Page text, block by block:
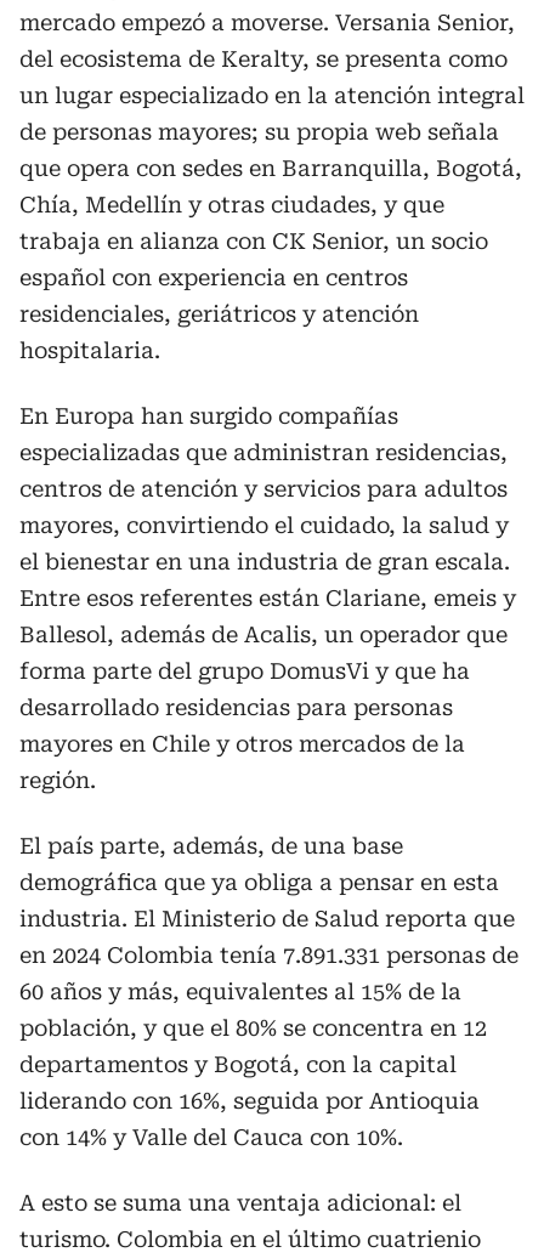
mercado empezó a moverse. Versania Senior,
del ecosistema de Keralty, se presenta como
un lugar especializado en la atención integral
de personas mayores; su propia web señala
que opera con sedes en Barranquilla, Bogotá,
Chía, Medellín y otras ciudades, y que
trabaja en alianza con CK Senior, un socio
español con experiencia en centros
residenciales, geriátricos y atención
hospitalaria.
En Europa han surgido compañías
especializadas que administran residencias,
centros de atención y servicios para adultos
mayores, convirtiendo el cuidado, la salud y
el bienestar en una industria de gran escala.
Entre esos referentes están Clariane, emeis y
Ballesol, además de Acalis, un operador que
forma parte del grupo DomusVi y que ha
desarrollado residencias para personas
mayores en Chile y otros mercados de la
región.
El país parte, además, de una base
demográfica que ya obliga a pensar en esta
industria. El Ministerio de Salud reporta que
en 2024 Colombia tenía 7.891.331 personas de
60 años y más, equivalentes al 15% de la
población, y que el 80% se concentra en 12
departamentos y Bogotá, con la capital
liderando con 16%, seguida por Antioquia
con 14% y Valle del Cauca con 10%.
A esto se suma una ventaja adicional: el
turismo. Colombia en el último cuatrienio